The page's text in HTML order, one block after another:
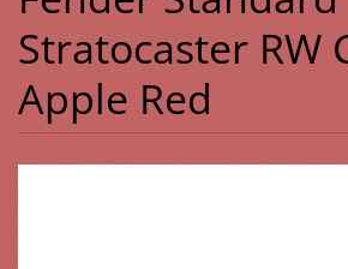
Stratocaster RW
Apple Red